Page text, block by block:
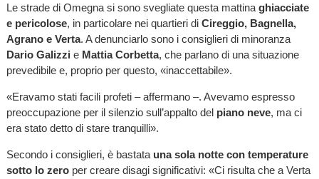
Le strade di Omegna si sono svegliate questa mattina ghiacciate
e pericolose, in particolare nei quartieri di Cireggio, Bagnella,
Agrano e Verta. A denunciarlo sono i consiglieri di minoranza
Dario Galizzi e Mattia Corbetta, che parlano di una situazione
prevedibile e, proprio per questo, «inaccettabile».
«Eravamo stati facili profeti – affermano –. Avevamo espresso
preoccupazione per il silenzio sull’appalto del piano neve, ma ci
era stato detto di stare tranquilli».
Secondo i consiglieri, è bastata una sola notte con temperature
sotto lo zeroper creare disagi significativi: «Ci risulta che a Verta